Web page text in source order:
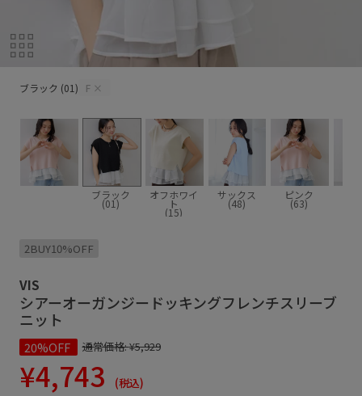
ブラック (01) F ×
ブラック
(01)
オフホワイ
ト
(15)
サックス
(48)
ピンク
(63)
2BUY10%OFF
VIS
シアーオーガンジードッキングフレンチスリーブ
ニット
20%OFF 通常価格:¥5,929
¥4,743 (税込)